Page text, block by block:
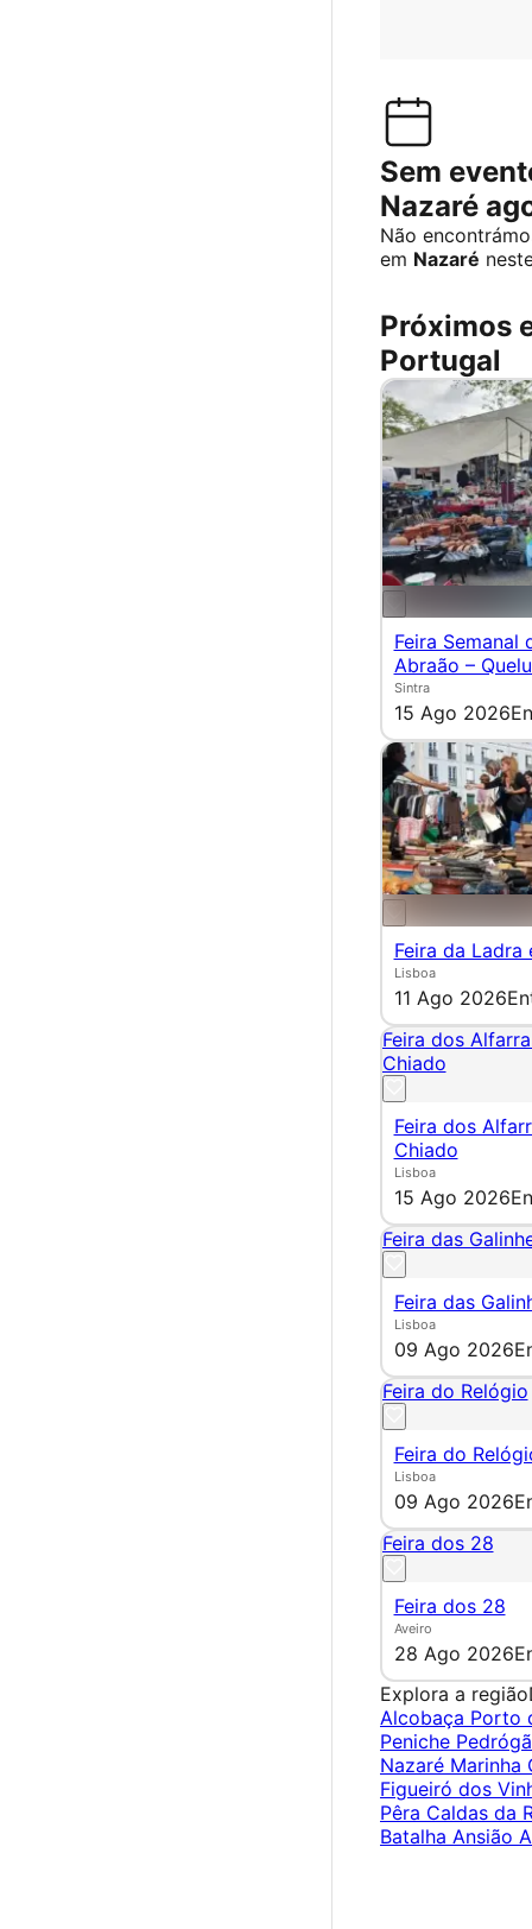
Sem
Nazaré
Não
em Nazaré
Próximos
Portugal
Feira Semanal
Abraão –
Sintra
15 Ago 2026
Feira da Ladra
Lisboa
11 Ago 2026
Feira dos
Chiado
Feira dos
Chiado
Lisboa
15 Ago 2026
Feira das
Feira das
Lisboa
09 Ago 2026
Feira do Relógio
Feira do
Lisboa
09 Ago 2026
Feira dos 28
Feira dos 28
Aveiro
28 Ago 2026
Explora a região
Alcobaça Porto
Peniche
Nazaré Marinha
Figueiró dos
Pêra Caldas da
Batalha Ansião